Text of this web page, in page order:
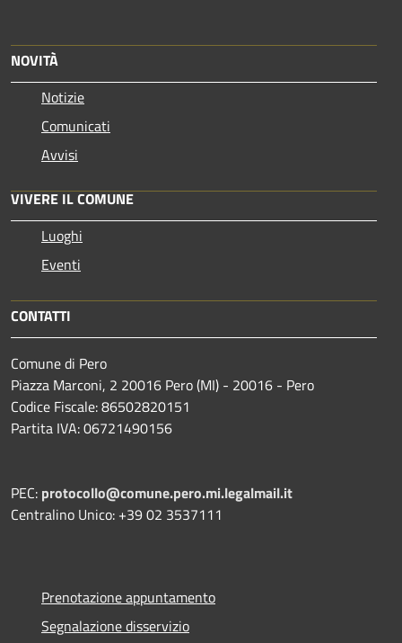
NOVITÀ
Notizie
Comunicati
Avvisi
VIVERE IL COMUNE
Luoghi
Eventi
CONTATTI
Comune di Pero
Piazza Marconi, 2 20016 Pero (MI) - 20016 - Pero
Codice Fiscale: 86502820151
Partita IVA: 06721490156
PEC: protocollo@comune.pero.mi.legalmail.it
Centralino Unico: +39 02 3537111
Prenotazione appuntamento
Segnalazione disservizio